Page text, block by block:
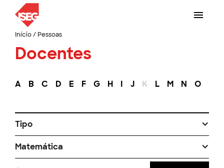
Início/ Pessoas
Docentes
A B C D E F G H I J K L M N O
Tipo
Matemática